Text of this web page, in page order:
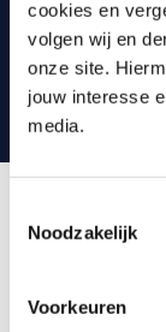
cookies en
volgen wij en
onze site.
jouw interesse
media.
Noodzakelijk
Voorkeuren
flinke dosis
Onze
met een 8,8.
Onze
Ervaar de
gepassioneerd